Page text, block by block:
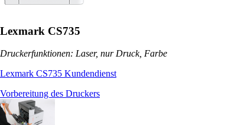
Lexmark CS735
Druckerfunktionen: Laser, nur Druck, Farbe
Lexmark CS735 Kundendienst
Vorbereitung des Druckers